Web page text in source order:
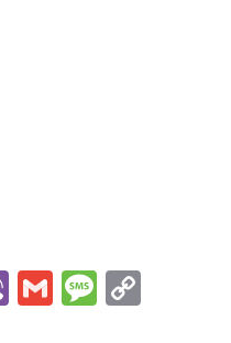
ViberGmail